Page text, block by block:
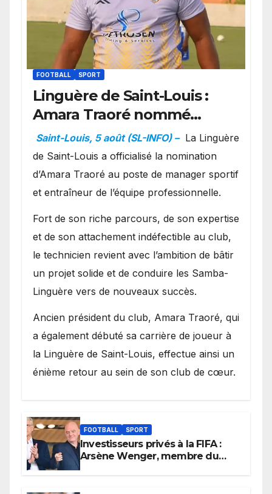
FOOTBALL SPORT
Linguère de Saint-Louis :
Amara Traoré nommé
manager sportif et
entraîneur de l’équipe
Saint-Louis, 5 août (SL-INFO) – La Linguère
de Saint-Louis a officialisé la nomination
d’Amara Traoré au poste de manager sportif
et entraîneur de l’équipe professionnelle.
Fort de son riche parcours, de son expertise
et de son attachement indéfectible au club,
le technicien revient avec l’ambition de bâtir
un projet solide et de conduire les Samba-
Linguère vers de nouveaux succès.
Ancien président du club, Amara Traoré, qui
a également débuté sa carrière de joueur à
la Linguère de Saint-Louis, effectue ainsi un
énième retour au sein de son club de cœur.
FOOTBALL SPORT
Investisseurs privés à la FIFA :
Arsène Wenger, membre du